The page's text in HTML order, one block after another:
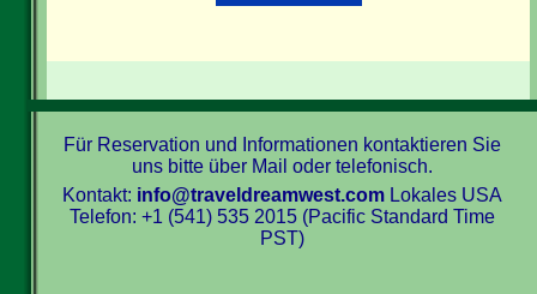
Für Reservation und Informationen kontaktieren Sie
uns bitte über Mail oder telefonisch.
Kontakt: info@traveldreamwest.comLokales USA
Telefon: +1 (541) 535 2015 (Pacific Standard Time
PST)